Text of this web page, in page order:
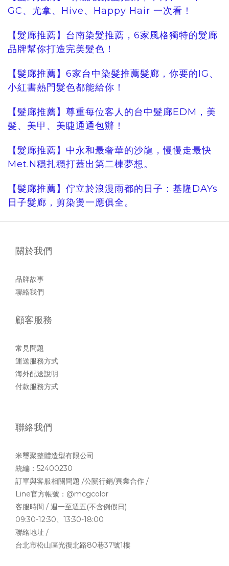
GC、尤拿、Hive、Happy Hair 一次看！
【髮廊推薦】台南染髮推薦，6家風格獨特的髮廊
品牌幫你打造完美髮色！
【髮廊推薦】6家台中染髮推薦髮廊，你要的IG、
小紅書熱門髮色都能給你！
【髮廊推薦】尊重每位客人的台中髮廊EDM，美
髮、美甲、美睫通通包辦！
【髮廊推薦】中永和最奢華的沙龍，慢慢走最快
Met.N穩扎穩打蓋出第二棟夢想。
【髮廊推薦】佇立於浪漫雨都的日子：基隆DAYs
日子髮廊，剪染燙一應俱全。
關於我們
品牌故事
聯絡我們
顧客服務
常見問題
運送服務方式
海外配送說明
付款服務方式
聯絡我們
米璽聚整體造型有限公司
統編：52400230
訂單與客服相關問題 /公關行銷/異業合作 /
Line官方帳號： @mcgcolor
客服時間 / 週一至週五(不含例假日)
09:30-12:30、13:30-18:00
聯絡地址 /
台北市松山區光復北路80巷37號1樓